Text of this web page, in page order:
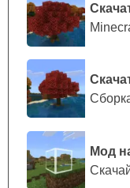
Теперь в горах
вишневый биом.
спокойствие.
будет сделать
использовать
целей.